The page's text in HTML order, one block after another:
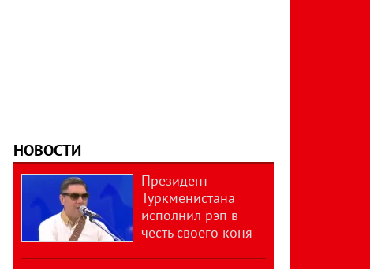
НОВОСТИ
Президент
Туркменистана
исполнил рэп в
честь своего коня